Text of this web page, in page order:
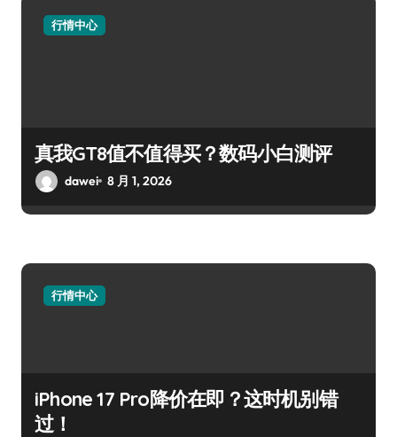
行情中心
真我GT8值不值得买？数码小白测评
dawei 8 月 1, 2026
行情中心
iPhone 17 Pro降价在即？这时机别错
过！